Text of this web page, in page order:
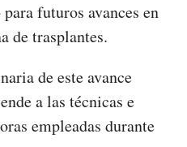
futuros avances en
de trasplantes.
de este avance
a las técnicas e
empleadas durante